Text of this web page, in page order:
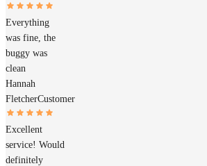
Everything
was fine, the
buggy was
clean
Hannah
FletcherCustomer
Excellent
service! Would
definitely